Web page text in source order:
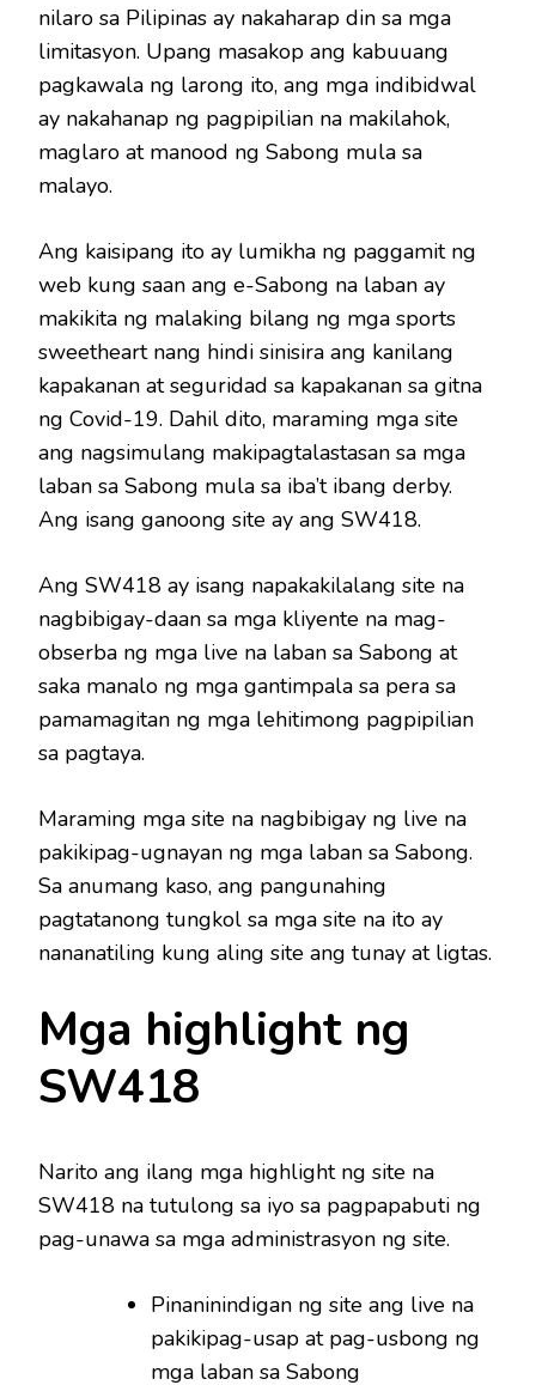
nilaro sa Pilipinas ay nakaharap din sa mga
limitasyon. Upang masakop ang kabuuang
pagkawala ng larong ito, ang mga indibidwal
ay nakahanap ng pagpipilian na makilahok,
maglaro at manood ng Sabong mula sa
malayo.
Ang kaisipang ito ay lumikha ng paggamit ng
web kung saan ang e-Sabong na laban ay
makikita ng malaking bilang ng mga sports
sweetheart nang hindi sinisira ang kanilang
kapakanan at seguridad sa kapakanan sa gitna
ng Covid-19. Dahil dito, maraming mga site
ang nagsimulang makipagtalastasan sa mga
laban sa Sabong mula sa iba’t ibang derby.
Ang isang ganoong site ay ang SW418.
Ang SW418 ay isang napakakilalang site na
nagbibigay-daan sa mga kliyente na mag-
obserba ng mga live na laban sa Sabong at
saka manalo ng mga gantimpala sa pera sa
pamamagitan ng mga lehitimong pagpipilian
sa pagtaya.
Maraming mga site na nagbibigay ng live na
pakikipag-ugnayan ng mga laban sa Sabong.
Sa anumang kaso, ang pangunahing
pagtatanong tungkol sa mga site na ito ay
nananatiling kung aling site ang tunay at ligtas.
Mga highlight ng
SW418
Narito ang ilang mga highlight ng site na
SW418 na tutulong sa iyo sa pagpapabuti ng
pag-unawa sa mga administrasyon ng site.
Pinaninindigan ng site ang live na
pakikipag-usap at pag-usbong ng
mga laban sa Sabong